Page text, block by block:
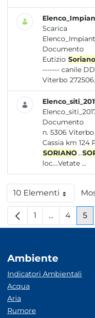
Scarica
Documento
Eutizio Soriano
------- canile
Viterbo
Documento
n. 5306
SORIANO...
loc....Vetate ...
10 ElementiPer pagina
Pagina
1 ...PaginePagina
4 5
Ambiente
Indicatori Ambientali
Acqua
Aria
Rumore